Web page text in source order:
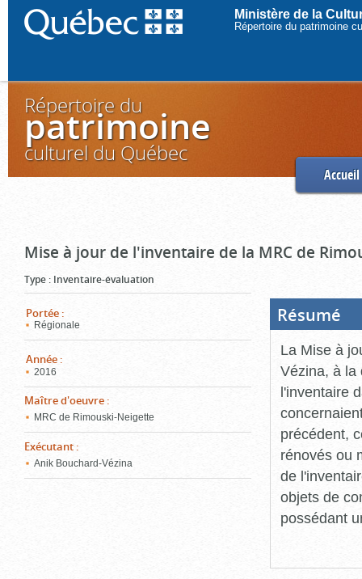
Ministère de la
Répertoire du patrimoine
Répertoire du
patrimoine
culturel du Québec
Accueil
Mise à jour de l'inventaire de la MRC de
Type : Inventaire-évaluation
Portée :
Régionale
Année :
2016
Maître d'oeuvre :
MRC de Rimouski-Neigette
Exécutant :
Anik Bouchard-Vézina
Résumé
La Mise à
Vézina, à la
l'inventaire
précédent,
rénovés ou
de
objets de
possédant